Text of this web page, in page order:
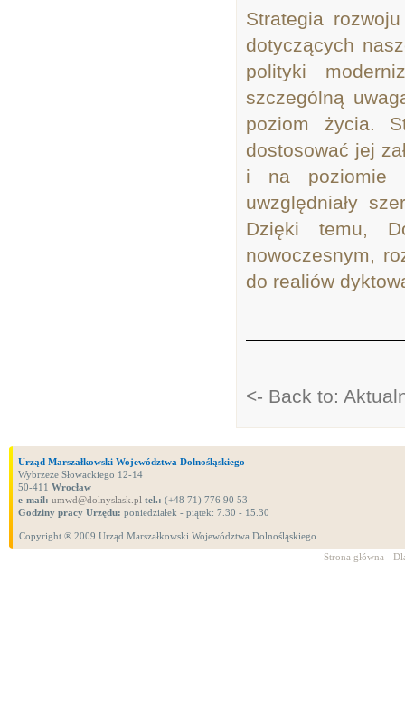
Strategia
dotyczących
polityki
szczególną
poziom życia.
dostosować jej
i na poziomie
uwzględniały
Dzięki temu,
nowoczesnym,
do realiów
<- Back to:
Urząd Marszałkowski Województwa Dolnośląskiego
Wybrzeże Słowackiego 12-14
50-411 Wrocław
e-mail: umwd@dolnyslask.pl tel.: (+48 71) 776 90 53
Godziny pracy Urzędu: poniedziałek - piątek: 7.30 - 15.30
Copyright ® 2009 Urząd Marszałkowski Województwa Dolnośląskiego
Strona główna